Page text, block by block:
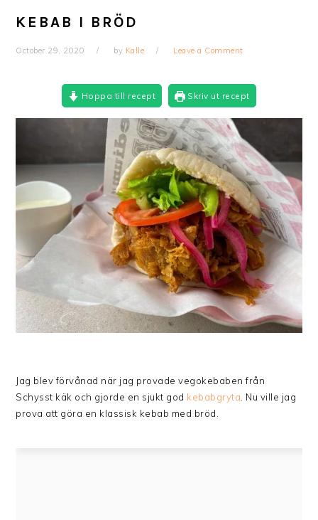
KEBAB I BRÖD
October 29, 2020 by Kalle Leave a Comment
Hoppa till recept Skriv ut recept
Jag blev förvånad när jag provade vegokebaben från
Schysst käk och gjorde en sjukt god kebabgryta. Nu ville jag
prova att göra en klassisk kebab med bröd.